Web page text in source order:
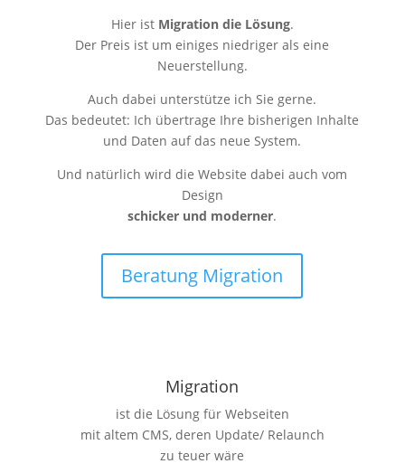
Hier ist Migration die Lösung.
Der Preis ist um einiges niedriger als eine
Neuerstellung.
Auch dabei unterstütze ich Sie gerne.
Das bedeutet: Ich übertrage Ihre bisherigen Inhalte
und Daten auf das neue System.
Und natürlich wird die Website dabei auch vom
Design
schicker und moderner.
Beratung Migration
Migration
ist die Lösung für Webseiten
mit altem CMS, deren Update/ Relaunch
zu teuer wäre